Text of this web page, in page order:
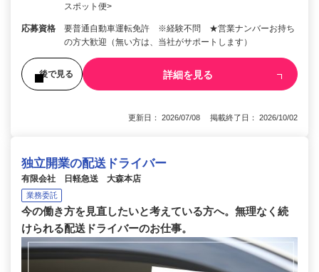
スポット便>
応募資格
要普通自動車運転免許 ※経験不問 ★営業ナンバーお持ち
の方大歓迎（無い方は、当社がサポートします）
後で見る 詳細を見る
更新日： 2026/07/08 掲載終了日： 2026/10/02
独立開業の配送ドライバー
有限会社 日軽急送 大森本店
業務委託
今の働き方を見直したいと考えている方へ。無理なく続
けられる配送ドライバーのお仕事。